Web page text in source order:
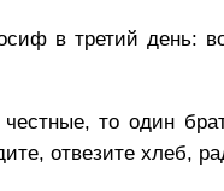
в третий день:
то один
отвезите хлеб,